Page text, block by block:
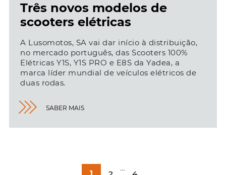
Três novos modelos de
scooters elétricas
A Lusomotos, SA vai dar início à distribuição,
no mercado português, das Scooters 100%
Elétricas Y1S, Y1S PRO e E8S da Yadea, a
marca líder mundial de veículos elétricos de
duas rodas.
SABER MAIS
PAGINAÇÃO
…